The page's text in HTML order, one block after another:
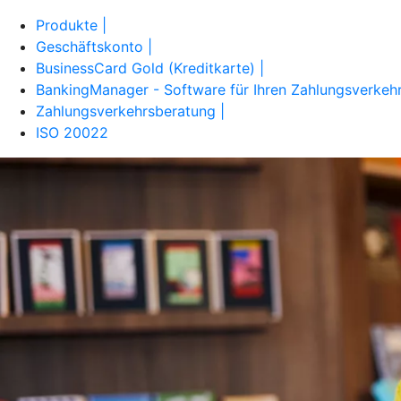
Produkte |
Geschäftskonto |
BusinessCard Gold (Kreditkarte) |
BankingManager - Software für Ihren
Zahlungsverkehrsberatung |
ISO 20022